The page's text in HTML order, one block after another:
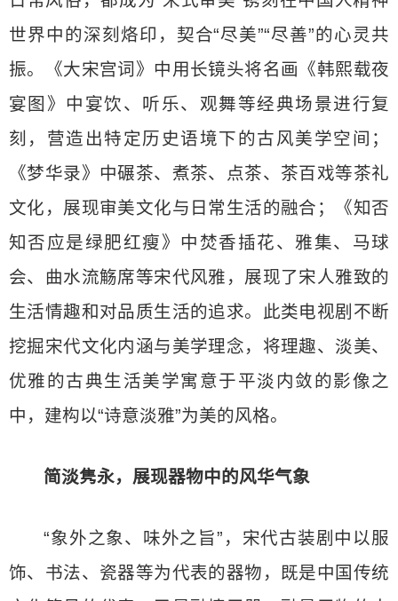
世界中的深刻烙印，契合“尽美”“尽善”的心灵共
振。《大宋宫词》中用长镜头将名画《韩熙载夜
宴图》中宴饮、听乐、观舞等经典场景进行复
刻，营造出特定历史语境下的古风美学空间；
《梦华录》中碾茶、煮茶、点茶、茶百戏等茶礼
文化，展现审美文化与日常生活的融合；《知否
知否应是绿肥红瘦》中焚香插花、雅集、马球
会、曲水流觞席等宋代风雅，展现了宋人雅致的
生活情趣和对品质生活的追求。此类电视剧不断
挖掘宋代文化内涵与美学理念，将理趣、淡美、
优雅的古典生活美学寓意于平淡内敛的影像之
中，建构以“诗意淡雅”为美的风格。
简淡隽永，展现器物中的风华气象
“象外之象、味外之旨”，宋代古装剧中以服
饰、书法、瓷器等为代表的器物，既是中国传统